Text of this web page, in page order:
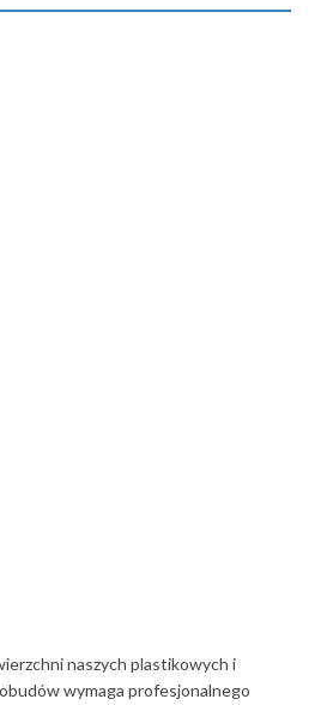
naszych plastikowych i
wymaga profesjonalnego